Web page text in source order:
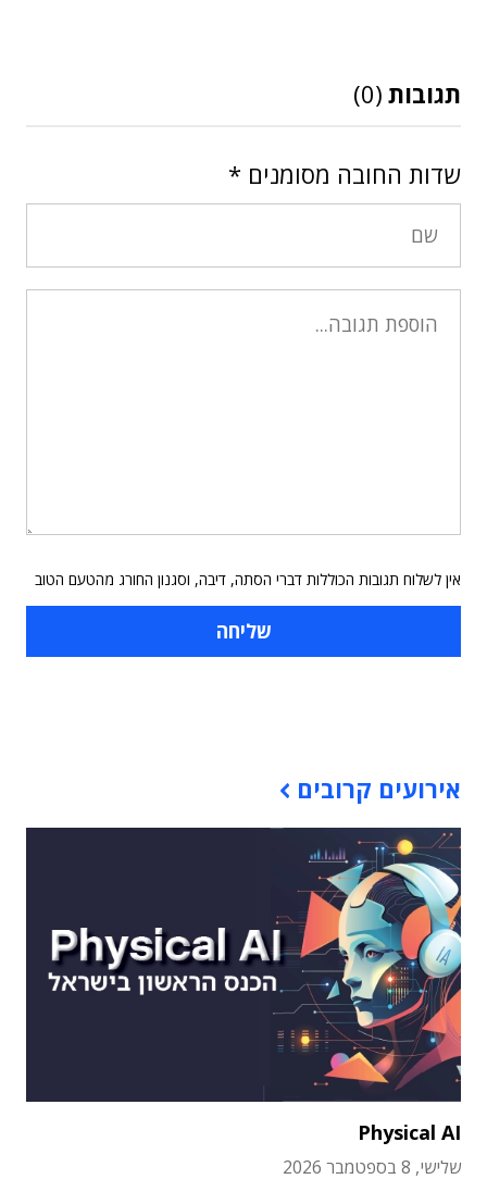
תגובות (0)
שדות החובה מסומנים *
אין לשלוח תגובות הכוללות דברי הסתה, דיבה, וסגנון החורג מהטעם הטוב
אירועים קרובים
Physical AI
שלישי, 8 בספטמבר 2026